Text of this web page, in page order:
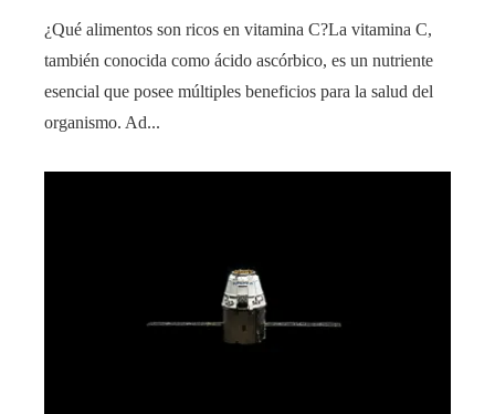
¿Qué alimentos son ricos en vitamina C?La vitamina C,
también conocida como ácido ascórbico, es un nutriente
esencial que posee múltiples beneficios para la salud del
organismo. Ad...